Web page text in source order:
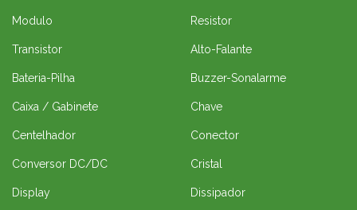
Modulo Resistor
Transistor Alto-Falante
Bateria-Pilha Buzzer-Sonalarme
Caixa / Gabinete Chave
Centelhador Conector
Conversor DC/DC Cristal
Display Dissipador